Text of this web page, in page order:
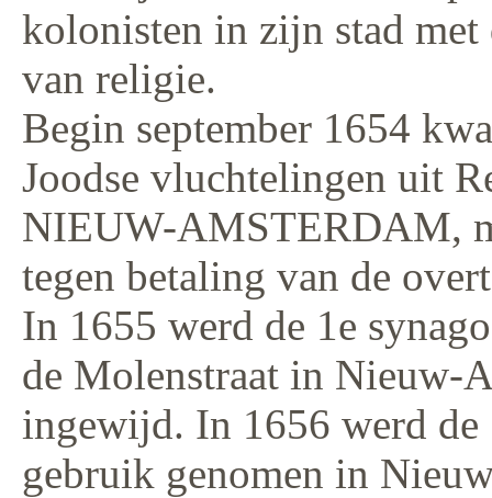
kolonisten in zijn stad
van religie.
Begin september 1654
Joodse vluchtelingen uit
NIEUW-AMSTERDAM,
tegen betaling van de
In 1655 werd de 1e
de Molenstraat in Nieuw-
ingewijd. In 1656 werd de
gebruik genomen in